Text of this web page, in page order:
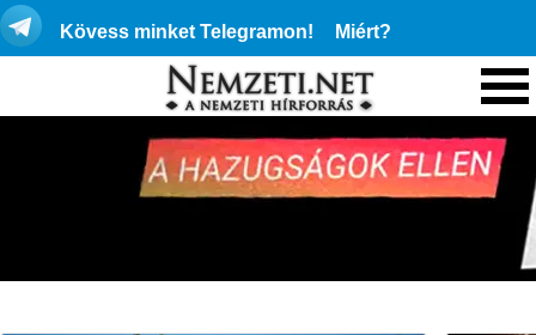
Kövess minket Telegramon! Miért?